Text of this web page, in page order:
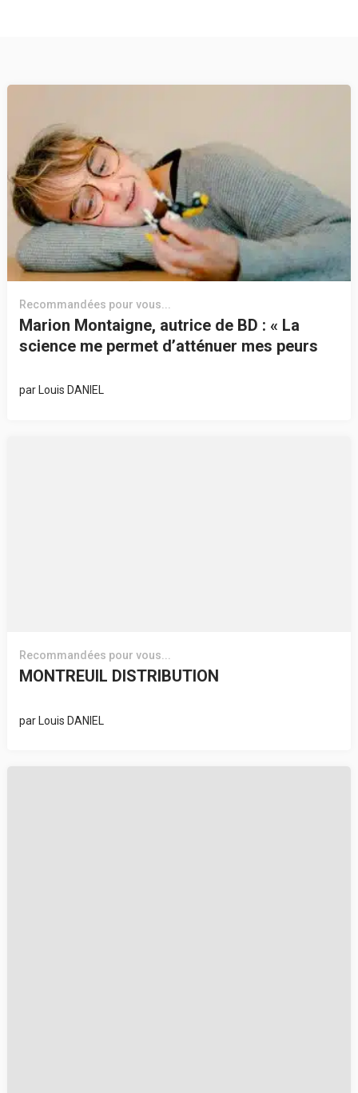
Recommandées pour vous...
Marion Montaigne, autrice de BD : « La
science me permet d’atténuer mes peurs
par Louis DANIEL
Recommandées pour vous...
MONTREUIL DISTRIBUTION
par Louis DANIEL